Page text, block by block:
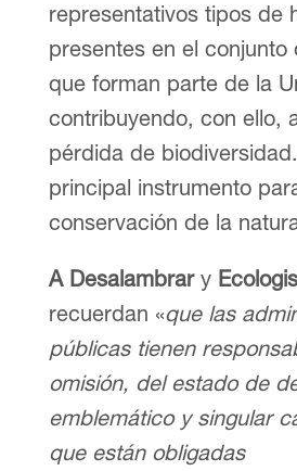
representativos tipos de
presentes en el conjunto
que forman parte de la
contribuyendo, con ello,
pérdida de
principal instrumento
conservación de la
A Desalambrary
recuerdan «que las
públicas tienen
omisión, del estado de
emblemático y singular
que están obligadas